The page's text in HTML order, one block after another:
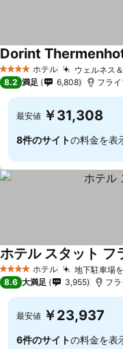
4 ホテルのランク
ホテル ウェルネス
Dorint
8.2 満足 6,808 フラ
最安値 ￥31,308
8件のサイトの料金を表
4 ホテルのランク
ホテル 地下駐車場
ホテル スタット フ
8.6 大満足 3,955 フ
最安値 ￥23,937
6件のサイトの料金を表